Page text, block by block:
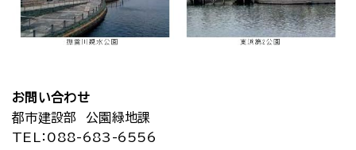
お問い合わせ
都市建設部 公園緑地課
TEL
：088-683-6556